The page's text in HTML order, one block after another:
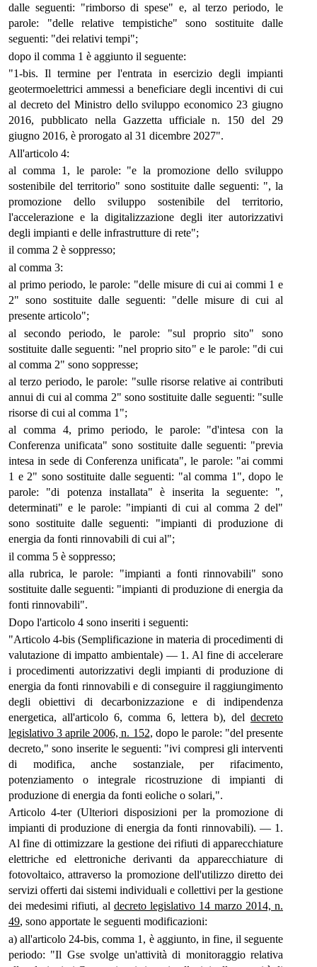
dalle seguenti: "rimborso di spese" e, al terzo periodo, le
parole: "delle relative tempistiche" sono sostituite dalle
seguenti: "dei relativi tempi";
dopo il comma 1 è aggiunto il seguente:
"1-bis. Il termine per l'entrata in esercizio degli impianti
geotermoelettrici ammessi a beneficiare degli incentivi di cui
al decreto del Ministro dello sviluppo economico 23 giugno
2016, pubblicato nella Gazzetta ufficiale n. 150 del 29
giugno 2016, è prorogato al 31 dicembre 2027".
All'articolo 4:
al comma 1, le parole: "e la promozione dello sviluppo
sostenibile del territorio" sono sostituite dalle seguenti: ", la
promozione dello sviluppo sostenibile del territorio,
l'accelerazione e la digitalizzazione degli iter autorizzativi
degli impianti e delle infrastrutture di rete";
il comma 2 è soppresso;
al comma 3:
al primo periodo, le parole: "delle misure di cui ai commi 1 e
2" sono sostituite dalle seguenti: "delle misure di cui al
presente articolo";
al secondo periodo, le parole: "sul proprio sito" sono
sostituite dalle seguenti: "nel proprio sito" e le parole: "di cui
al comma 2" sono soppresse;
al terzo periodo, le parole: "sulle risorse relative ai contributi
annui di cui al comma 2" sono sostituite dalle seguenti: "sulle
risorse di cui al comma 1";
al comma 4, primo periodo, le parole: "d'intesa con la
Conferenza unificata" sono sostituite dalle seguenti: "previa
intesa in sede di Conferenza unificata", le parole: "ai commi
1 e 2" sono sostituite dalle seguenti: "al comma 1", dopo le
parole: "di potenza installata" è inserita la seguente: ",
determinati" e le parole: "impianti di cui al comma 2 del"
sono sostituite dalle seguenti: "impianti di produzione di
energia da fonti rinnovabili di cui al";
il comma 5 è soppresso;
alla rubrica, le parole: "impianti a fonti rinnovabili" sono
sostituite dalle seguenti: "impianti di produzione di energia da
fonti rinnovabili".
Dopo l'articolo 4 sono inseriti i seguenti:
"Articolo 4-bis (Semplificazione in materia di procedimenti di
valutazione di impatto ambientale) — 1. Al fine di accelerare
i procedimenti autorizzativi degli impianti di produzione di
energia da fonti rinnovabili e di conseguire il raggiungimento
degli obiettivi di decarbonizzazione e di indipendenza
energetica, all'articolo 6, comma 6, lettera b), del decreto
legislativo 3 aprile 2006, n. 152, dopo le parole: "del presente
decreto," sono inserite le seguenti: "ivi compresi gli interventi
di modifica, anche sostanziale, per rifacimento,
potenziamento o integrale ricostruzione di impianti di
produzione di energia da fonti eoliche o solari,".
Articolo 4-ter (Ulteriori disposizioni per la promozione di
impianti di produzione di energia da fonti rinnovabili). — 1.
Al fine di ottimizzare la gestione dei rifiuti di apparecchiature
elettriche ed elettroniche derivanti da apparecchiature di
fotovoltaico, attraverso la promozione dell'utilizzo diretto dei
servizi offerti dai sistemi individuali e collettivi per la gestione
dei medesimi rifiuti, al decreto legislativo 14 marzo 2014, n.
49, sono apportate le seguenti modificazioni:
a) all'articolo 24-bis, comma 1, è aggiunto, in fine, il seguente
periodo: "Il Gse svolge un'attività di monitoraggio relativa